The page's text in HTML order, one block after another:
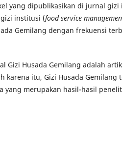
yang dipublikasikan di jurnal
institusi (food service
Gemilang dengan frekuensi
Gizi Husada Gemilang adalah
karena itu, Gizi Husada
yang merupakan hasil-hasil